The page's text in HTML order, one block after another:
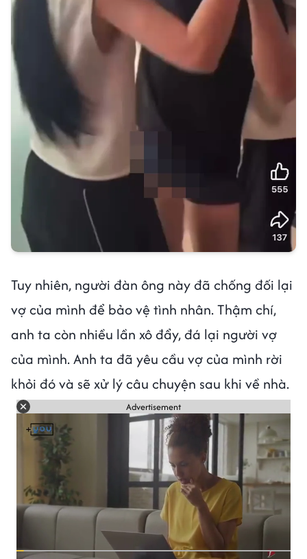
Tuy nhiên, người đàn ông này đã chống đối lại
vợ của mình để bảo vệ tình nhân. Thậm chí,
anh ta còn nhiều lần xô đẩy, đá lại người vợ
của mình. Anh ta đã yêu cầu vợ của mình rời
khỏi đó và sẽ xử lý câu chuyện sau khi về nhà.
Advertisement